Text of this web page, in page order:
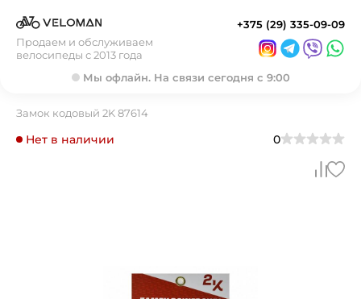
Продаем и обслуживаем
велосипеды с 2013 года
+375 (29) 335-09-09
Мы офлайн. На связи сегодня с 9:00
Замок кодовый 2K 87614
Нет в наличии 0